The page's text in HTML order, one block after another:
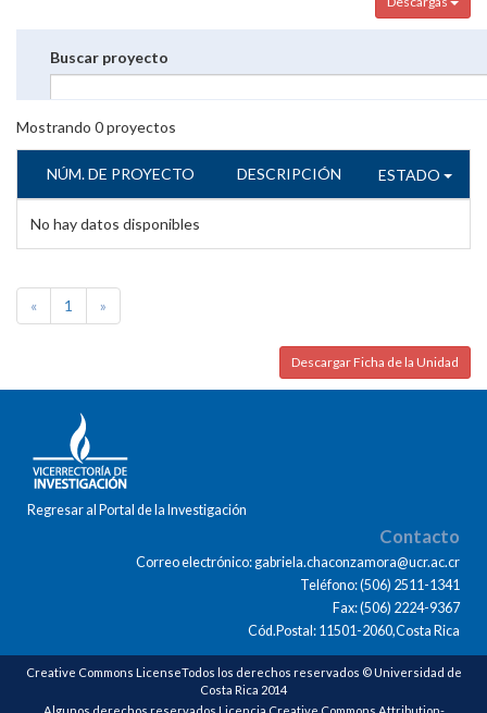
Buscar proyecto
Mostrando 0proyectos
NÚM. DE PROYECTO DESCRIPCIÓN ESTADO
No hay datos disponibles
« 1 »
Descargar Ficha de la Unidad
Regresar al Portal de la Investigación
Contacto
Correo electrónico: gabriela.chaconzamora@ucr.ac.cr
Teléfono: (506) 2511-1341
Fax: (506) 2224-9367
Cód.Postal: 11501-2060,Costa Rica
Creative Commons LicenseTodos los derechos reservados © Universidad de
Costa Rica 2014